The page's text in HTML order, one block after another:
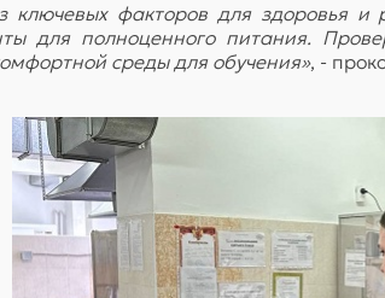
ключевых факторов для
для полноценного питания.
среды для обучения», -